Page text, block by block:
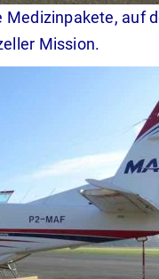
Medizinpakete, auf
Mission.